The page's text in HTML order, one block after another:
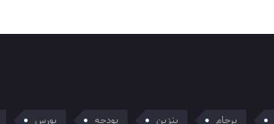
برجام بنزین بودجه بورس